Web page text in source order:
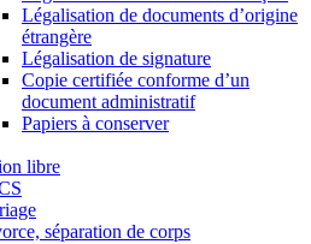
Légalisation de documents d’origine
étrangère
Légalisation de signature
Copie certifiée conforme d’un
document administratif
Papiers à conserver
libre
séparation de corps